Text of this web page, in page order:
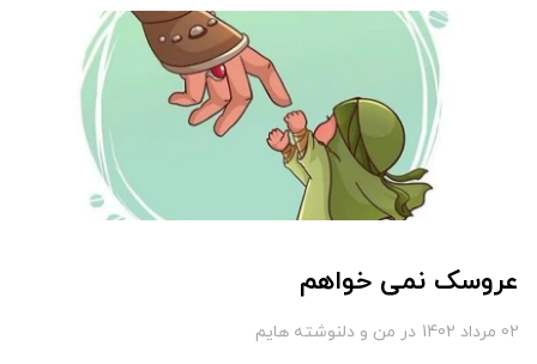
عروسک نمی خواهم
02 مرداد 1402 در من و دلنوشته هایم